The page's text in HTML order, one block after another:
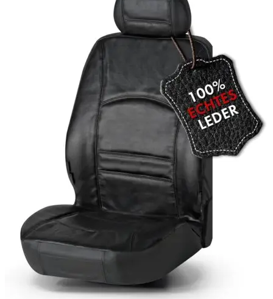
Navigatie Duster 2011
Navigatie Duster 2019
Navigatie Audi A3 8p
Navigatie Audi A4 B6
Navigatie Audi A4 B7
Navigatie Audi A4 B8
Navigatie Audi A5
Navigatie Audi A6 C5
Navigatie Audi A6 C6
Navigatie Audi A6 C7
Navigatie Audi Q5
Navigație Ford Fiesta
Navigație Ford Focus 1
Navigație Ford Focus 2
Navigație Ford Focus MK3
Navigație Ford Mondeo MK3
Navigație Ford Mondeo MK4
Navigație Ford Transit
Navigație Mercedes C Class W203
Navigație Mercedes C Class W204
Navigație Mercedes W203
Navigație Mercedes W204
Navigație Mercedes W211